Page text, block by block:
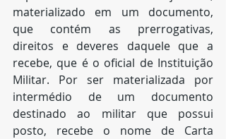
materializado em um documento,
que contém as prerrogativas,
direitos e deveres daquele que a
recebe, que é o oficial de Instituição
Militar. Por ser materializada por
intermédio de um documento
destinado ao militar que possui
posto, recebe o nome de Carta